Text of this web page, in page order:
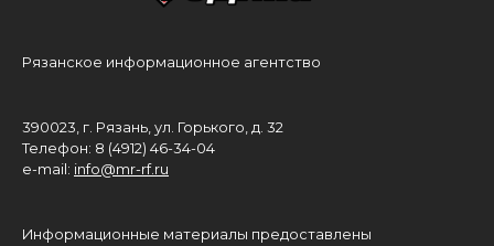
Рязанское информационное агентство
390023, г. Рязань, ул. Горького, д. 32
Телефон: 8 (4912) 46-34-04
e-mail: info@mr-rf.ru
Информационные материалы предоставлены